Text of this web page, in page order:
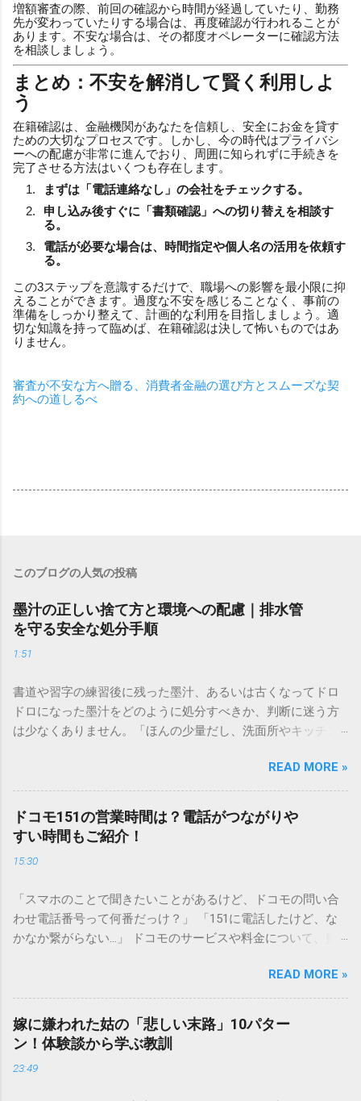
増額審査の際、前回の確認から時間が経過していたり、勤務
先が変わっていたりする場合は、再度確認が行われることが
あります。不安な場合は、その都度オペレーターに確認方法
を相談しましょう。
まとめ：不安を解消して賢く利用しよ
う
在籍確認は、金融機関があなたを信頼し、安全にお金を貸す
ための大切なプロセスです。しかし、今の時代はプライバシ
ーへの配慮が非常に進んでおり、周囲に知られずに手続きを
完了させる方法はいくつも存在します。
まずは「電話連絡なし」の会社をチェックする。
申し込み後すぐに「書類確認」への切り替えを相談す
る。
電話が必要な場合は、時間指定や個人名の活用を依頼す
る。
この3ステップを意識するだけで、職場への影響を最小限に抑
えることができます。過度な不安を感じることなく、事前の
準備をしっかり整えて、計画的な利用を目指しましょう。適
切な知識を持って臨めば、在籍確認は決して怖いものではあ
りません。
審査が不安な方へ贈る、消費者金融の選び方とスムーズな契
約への道しるべ
このブログの人気の投稿
墨汁の正しい捨て方と環境への配慮｜排水管
を守る安全な処分手順
1:51
書道や習字の練習後に残った墨汁、あるいは古くなってドロ
ドロになった墨汁をどのように処分すべきか、判断に迷う方
は少なくありません。「ほんの少量だし、洗面所やキッチン
と、実は予期せぬトラブルを招く原因となります。 墨汁は、
一般的な生活排水とは性質が大きく異なります。そのまま排
水口へ流すことは環境負荷だけでなく、ご自宅の排水設備を
傷める可能性も高いため、非常に危険です。この記事では、
墨汁を安全かつ環境に優しい方法で処分するための手順と、
容器を適切に分別する方法を徹底解説します。 墨汁を「排水
す）」と「膠（にかわ）」、そして水です。これらは非常に
微細かつ独特の粘性を持っているため、下水処理や配管維持
の観点から以下の問題が発生します。 1. 環境への深刻な負荷
施設であっても、これらの微粒子を完全に分解・除去するこ
とは容易ではありません。大量に流し続けると河川や海まで
到達し、水質の濁りや生態系へ悪影響を及ぼすリスクがあり
ます。 2. 排水管の詰まりと劣化 墨汁の粘度を保っている「膠
READ MORE »
ドコモ151の営業時間は？電話がつながりや
すい時間もご紹介！
15:30
「スマホのことで聞きたいことがあるけど、ドコモの問い合
わせ電話番号って何番だっけ？」 「151に電話したけど、な
かなか繋がらない…」 ドコモのサービスや料金について、疑
ンフォメーションセンター」の専用電話番号「151」ですよ
ね。 でも、「 ドコモ151は何時まで 営業しているの？」「
151は何時から 受付可能なの？」と営業時間がわからず、な
かなか電話ができない方もいるかもしれません。 この記事で
は、ドコモ151の営業時間や、電話が繋がりやすい時間帯、さ
らには電話がつながらない時の対処法をわかりやすく解説し
READ MORE »
嫁に嫌われた姑の「悲しい末路」10パター
ン！体験談から学ぶ教訓
23:49